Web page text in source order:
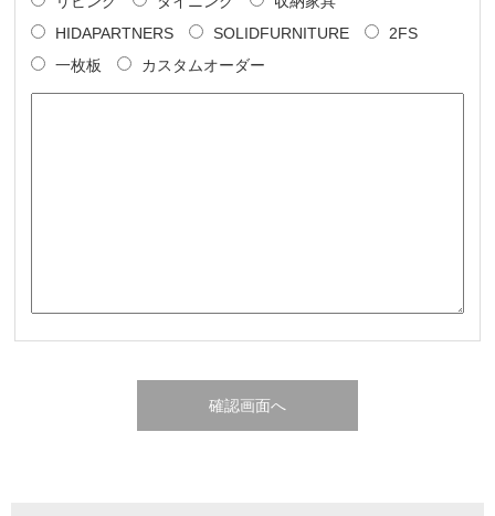
HIDAPARTNERS
SOLIDFURNITURE
2FS
一枚板
カスタムオーダー